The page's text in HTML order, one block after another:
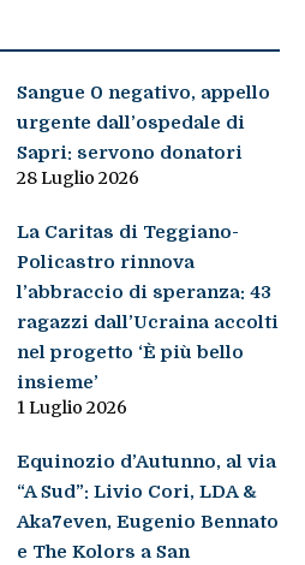
Sangue 0 negativo, appello
urgente dall’ospedale di
Sapri: servono donatori
28 Luglio 2026
La Caritas di Teggiano-
Policastro rinnova
l’abbraccio di speranza: 43
ragazzi dall’Ucraina accolti
nel progetto ‘È più bello
insieme’
1 Luglio 2026
Equinozio d’Autunno, al via
“A Sud”: Livio Cori, LDA &
Aka7even, Eugenio Bennato
e The Kolors a San